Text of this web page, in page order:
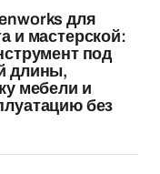
для
и мастерской:
под
длины,
мебели и
без